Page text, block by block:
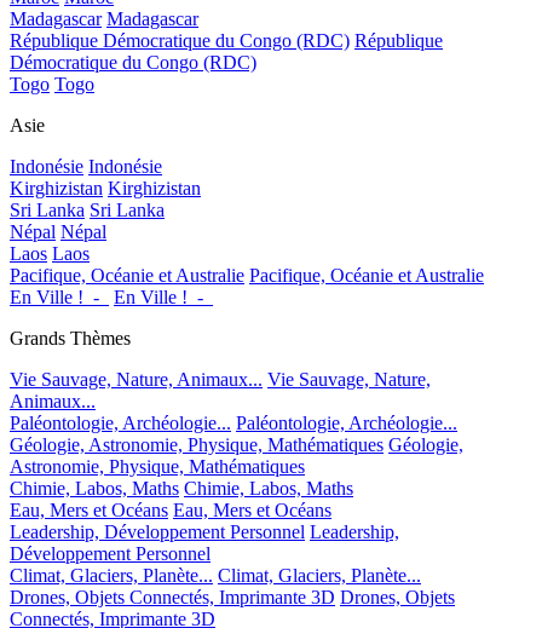
Madagascar Madagascar
République Démocratique du Congo (RDC) République
Démocratique du Congo (RDC)
Togo Togo
Asie
Indonésie Indonésie
Kirghizistan Kirghizistan
Sri Lanka Sri Lanka
Népal Népal
Laos Laos
Pacifique, Océanie et Australie Pacifique, Océanie et Australie
En Ville !_-_
En Ville !_-_
Grands Thèmes
Vie Sauvage, Nature, Animaux... Vie Sauvage, Nature,
Animaux...
Paléontologie, Archéologie... Paléontologie, Archéologie...
Géologie, Astronomie, Physique, Mathématiques Géologie,
Astronomie, Physique, Mathématiques
Chimie, Labos, Maths Chimie, Labos, Maths
Eau, Mers et Océans Eau, Mers et Océans
Leadership, Développement Personnel Leadership,
Développement Personnel
Climat, Glaciers, Planète... Climat, Glaciers, Planète...
Drones, Objets Connectés, Imprimante 3D Drones, Objets
Connectés, Imprimante 3D